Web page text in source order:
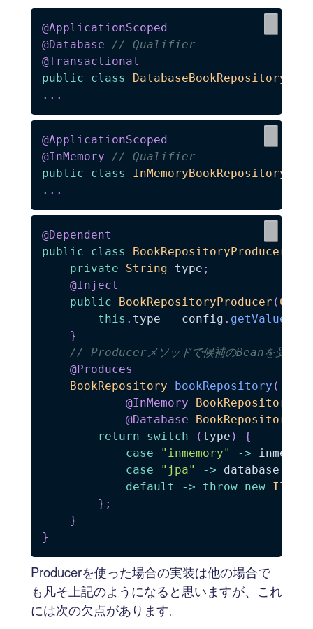
@ApplicationScoped
@Database
// Qualifier
@Transactional
public
class DatabaseBookRepository
. . .
@ApplicationScoped
@InMemory
// Qualifier
public
class InMemoryBookRepository
. . .
@Dependent
public
class BookRepositoryProducer
private
String type ;
@Inject
public
BookRepositoryProducer (
this . type = config . getValue
}
// Producerメソッドで候補のBeanを受け取
@Produces
BookRepository
bookRepository (
@InMemory
BookRepository
@Database
BookRepository
return
switch ( type )
{
case
"inmemory" ->
case
"jpa" -> database ;
default
-> throw new
} ;
}
}
Producerを使った場合の実装は他の場合で
も凡そ上記のようになると思いますが、これ
には次の欠点があります。